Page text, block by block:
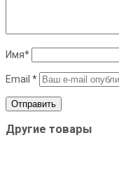
Имя*
Email *
Другие товары